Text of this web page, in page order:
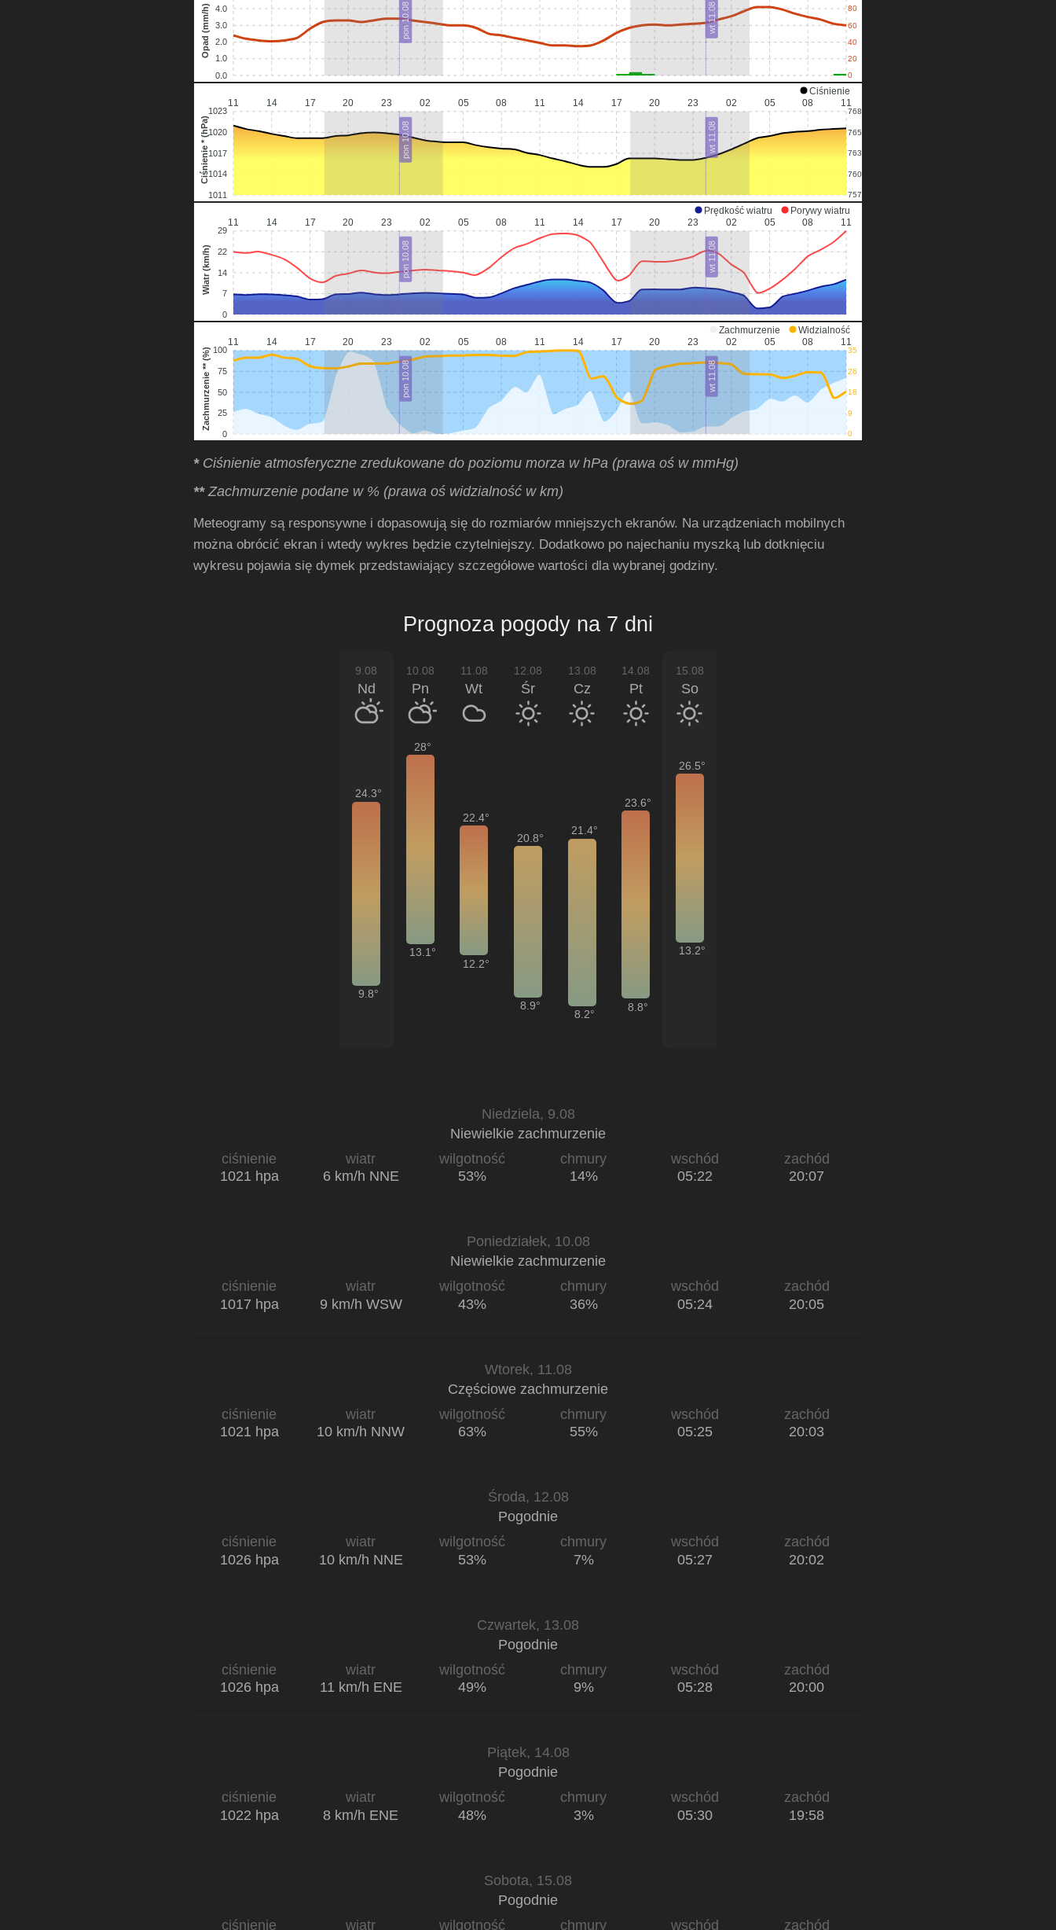
4.0
3.0
2.0
1.0
0.0
Opad (mm/h)
80
60
40
20
0
pon 10.08 wt 11.08
11 14 17 20 23 02 05 08 11 14 17 20 23 02 05 08 11
pon 10.08 wt 11.08
768
765
763
760
757
1023
1020
1017
1014
1011
Ciśnienie * (hPa)
Ciśnienie
29
22
14
7
0
Wiatr (km/h)
11 14 17 20 23 02 05 08 11 14 17 20 23 02 05 08 11
pon 10.08 wt 11.08
Prędkość wiatru Porywy wiatru
100
75
50
25
0
Zachmurzenie ** (%) 35
26
18
9
0
11 14 17 20 23 02 05 08 11 14 17 20 23 02 05 08 11
pon 10.08 wt 11.08
Zachmurzenie Widzialność
*Ciśnienie atmosferyczne zredukowane do poziomu morza w hPa (prawa oś w mmHg)
**Zachmurzenie podane w % (prawa oś widzialność w km)
Meteogramy są responsywne i dopasowują się do rozmiarów mniejszych ekranów. Na urządzeniach mobilnych
można obrócić ekran i wtedy wykres będzie czytelniejszy. Dodatkowo po najechaniu myszką lub dotknięciu
wykresu pojawia się dymek przedstawiający szczegółowe wartości dla wybranej godziny.
Prognoza pogody na 7 dni
9.08
Nd
24.3
9.8
10.08
Pn
28
13.1
11.08
Wt
22.4
12.2
12.08
Śr
20.8
8.9
13.08
Cz
21.4
8.2
14.08
Pt
23.6
8.8
15.08
So
26.5
13.2
Niedziela, 9.08
Niewielkie zachmurzenie
ciśnienie
1021 hpa
wiatr
6 km/h NNE
wilgotność
53%
chmury
14%
wschód
05:22
zachód
20:07
Poniedziałek, 10.08
Niewielkie zachmurzenie
ciśnienie
1017 hpa
wiatr
9 km/h WSW
wilgotność
43%
chmury
36%
wschód
05:24
zachód
20:05
Wtorek, 11.08
Częściowe zachmurzenie
ciśnienie
1021 hpa
wiatr
10 km/h NNW
wilgotność
63%
chmury
55%
wschód
05:25
zachód
20:03
Środa, 12.08
Pogodnie
ciśnienie
1026 hpa
wiatr
10 km/h NNE
wilgotność
53%
chmury
7%
wschód
05:27
zachód
20:02
Czwartek, 13.08
Pogodnie
ciśnienie
1026 hpa
wiatr
11 km/h ENE
wilgotność
49%
chmury
9%
wschód
05:28
zachód
20:00
Piątek, 14.08
Pogodnie
ciśnienie
1022 hpa
wiatr
8 km/h ENE
wilgotność
48%
chmury
3%
wschód
05:30
zachód
19:58
Sobota, 15.08
Pogodnie
ciśnienie
wiatr wilgotność chmury wschód zachód